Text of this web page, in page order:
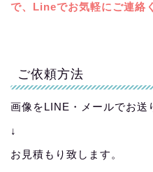
で、Lineでお気軽にご連絡
ご依頼方法
画像をLINE・メールでお送
↓
お見積もり致します。